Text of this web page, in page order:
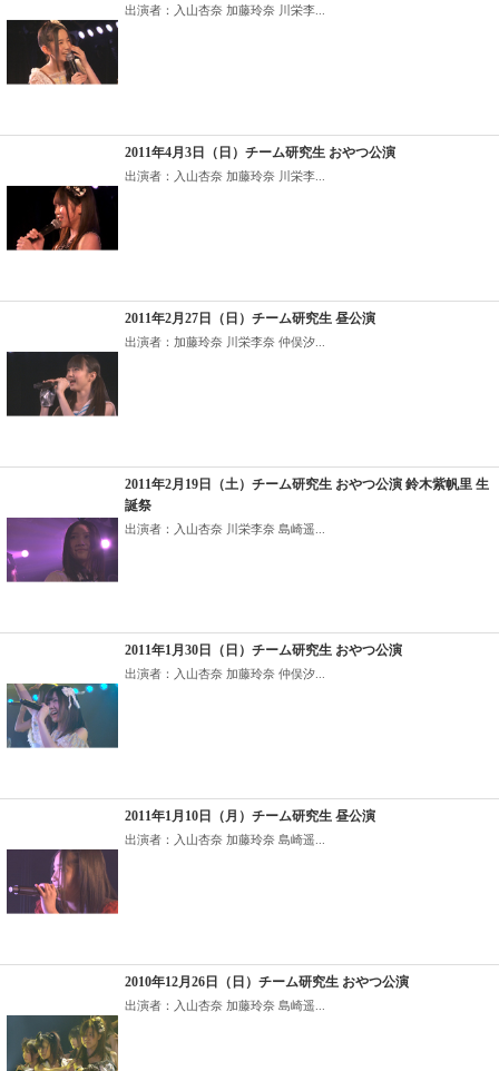
出演者：入山杏奈 加藤玲奈 川栄李...
2011年4月3日（日）チーム研究生 おやつ公演
出演者：入山杏奈 加藤玲奈 川栄李...
2011年2月27日（日）チーム研究生 昼公演
出演者：加藤玲奈 川栄李奈 仲俣汐...
2011年2月19日（土）チーム研究生 おやつ公演 鈴木紫帆里 生
誕祭
出演者：入山杏奈 川栄李奈 島崎遥...
2011年1月30日（日）チーム研究生 おやつ公演
出演者：入山杏奈 加藤玲奈 仲俣汐...
2011年1月10日（月）チーム研究生 昼公演
出演者：入山杏奈 加藤玲奈 島崎遥...
2010年12月26日（日）チーム研究生 おやつ公演
出演者：入山杏奈 加藤玲奈 島崎遥...